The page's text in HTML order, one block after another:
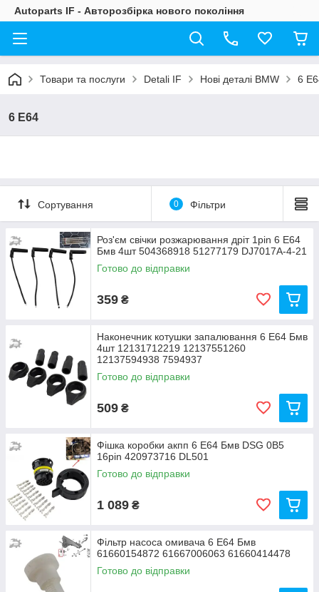
Autoparts IF - Авторозбірка нового покоління
Товари та послуги Detali IF Нові деталі BMW 6
6 E64
Сортування 0 Фільтри
Роз'єм свічки розжарювання дріт 1pin 6 Е64
Бмв 4шт 504368918 51277179 DJ7017A-4-21
Готово до відправки
359 ₴
Наконечник котушки запалювання 6 Е64 Бмв
4шт 12131712219 12137551260
12137594938 7594937
Готово до відправки
509 ₴
Фішка коробки акпп 6 Е64 Бмв DSG 0B5
16pin 420973716 DL501
Готово до відправки
1 089 ₴
Фільтр насоса омивача 6 Е64 Бмв
61660154872 61667006063 61660414478
Готово до відправки